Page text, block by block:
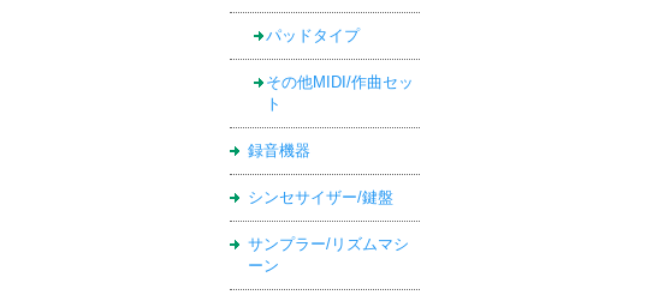
パッドタイプ
その他MIDI/作曲セッ
ト
録音機器
シンセサイザー/鍵盤
サンプラー/リズムマシ
ーン